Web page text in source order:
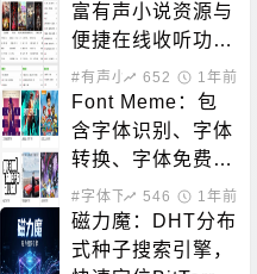
富有声小说资源与
便捷在线收听功能
于一体的平台
#有声小说652 1年前
Font Meme：包
含字体识别、字体
转换、字体免费下
载的站点
#字体下载546 1年前
磁力魔：DHT分布
式种子搜索引擎，